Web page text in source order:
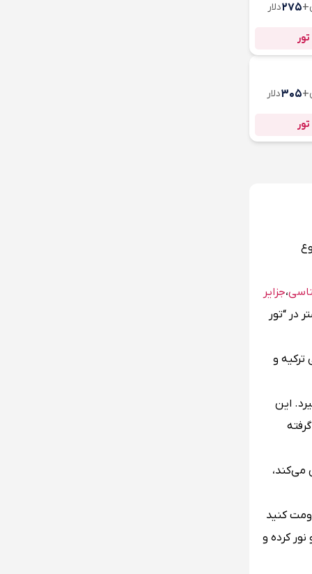
+۳۰۵دلار
+۲۷۵دلار
،جزایر
در “تور
ترکیه و
این
می‌کند،
کنید
کرده و